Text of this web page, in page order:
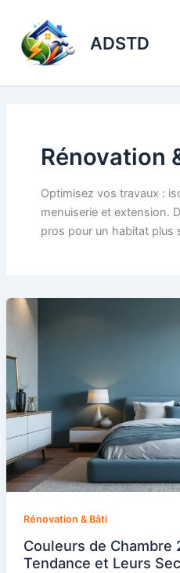
contenu
ADSTD
Rénovation
Optimisez vos travaux :
menuiserie et extension.
pros pour un habitat plus
Rénovation & Bâti
Couleurs de
Tendance et Leurs